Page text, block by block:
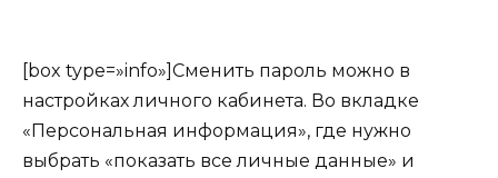
[box type=»info»]Сменить пароль можно в
настройках личного кабинета. Во вкладке
«Персональная информация», где нужно
выбрать «показать все личные данные» и